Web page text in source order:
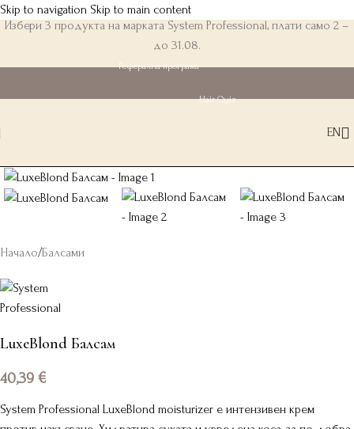
Skip to navigation Skip to main content
Избери 3 продукта на марката System Professional, плати само 2 –
до 31.08.
Реферална програма
Hair Quiz
EN
Начало/Балсами
LuxeBlond Балсам
40,39 €
System Professional LuxeBlond moisturizer е интензивен крем